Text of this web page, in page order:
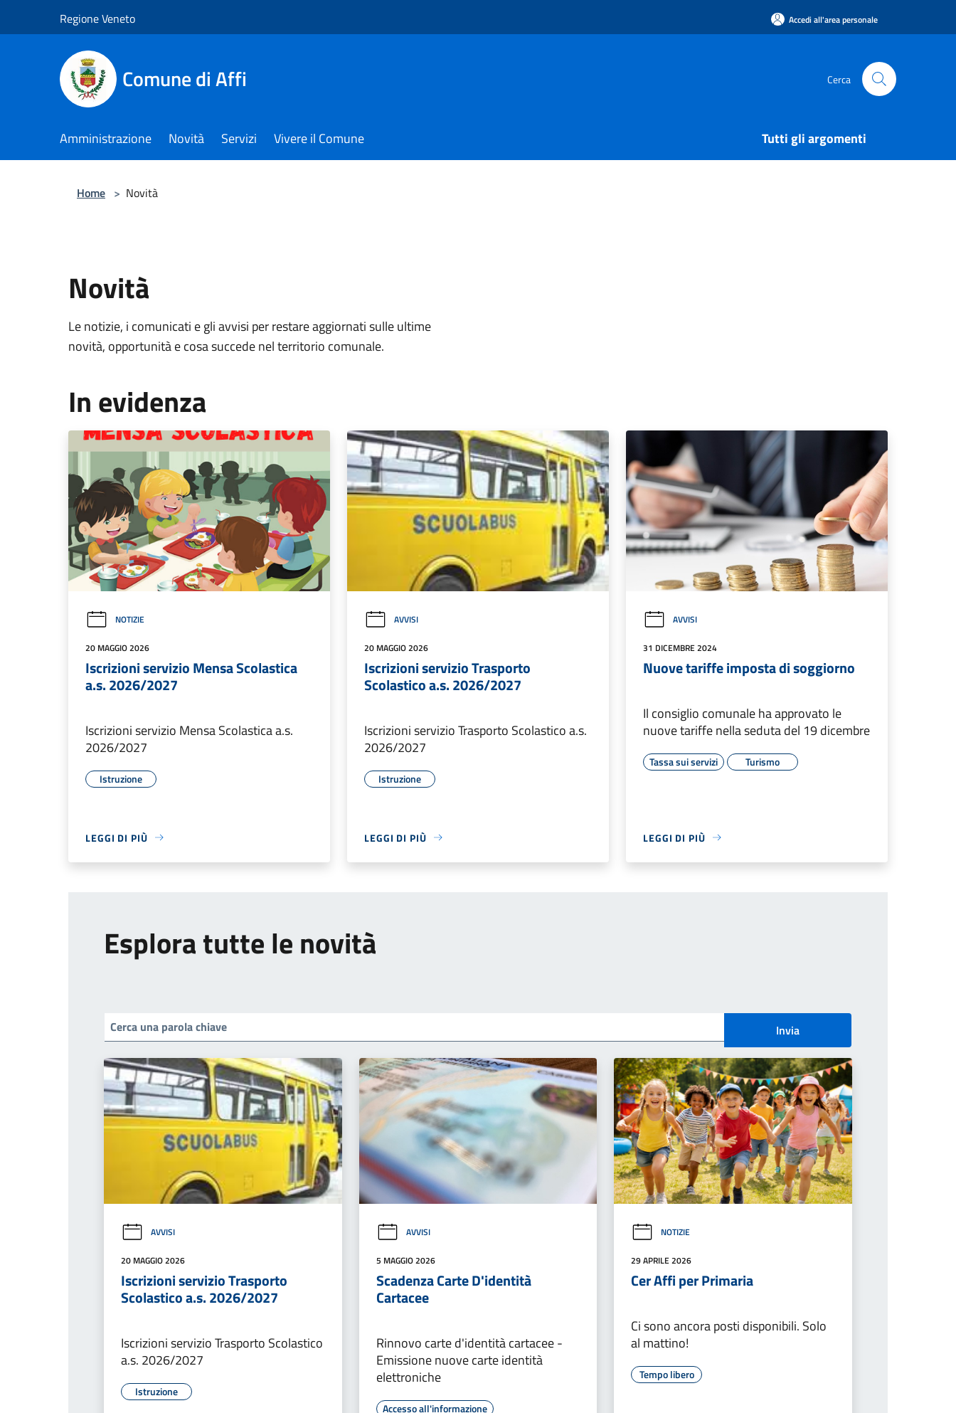
Regione Veneto Accedi all'area personale
Comune di Affi Cerca
Amministrazione Novità Servizi Vivere il Comune Tutti gli argomenti
Home > Novità
Novità
Le notizie, i comunicati e gli avvisi per restare aggiornati sulle ultime
novità, opportunità e cosa succede nel territorio comunale.
In evidenza
NOTIZIE
20 MAGGIO 2026
Iscrizioni servizio Mensa Scolastica
a.s. 2026/2027
Iscrizioni servizio Mensa Scolastica a.s.
2026/2027
Istruzione
LEGGI DI PIÙ
AVVISI
20 MAGGIO 2026
Iscrizioni servizio Trasporto
Scolastico a.s. 2026/2027
Iscrizioni servizio Trasporto Scolastico a.s.
2026/2027
Istruzione
LEGGI DI PIÙ
AVVISI
31 DICEMBRE 2024
Nuove tariffe imposta di soggiorno
Il consiglio comunale ha approvato le
nuove tariffe nella seduta del 19 dicembre
Tassa sui servizi Turismo
LEGGI DI PIÙ
Esplora tutte le novità
Invia
AVVISI
20 MAGGIO 2026
Iscrizioni servizio Trasporto
Scolastico a.s. 2026/2027
Iscrizioni servizio Trasporto Scolastico
a.s. 2026/2027
Istruzione
AVVISI
5 MAGGIO 2026
Scadenza Carte D'identità
Cartacee
Rinnovo carte d'identità cartacee -
Emissione nuove carte identità
elettroniche
Accesso all'informazione
NOTIZIE
29 APRILE 2026
Cer Affi per Primaria
Ci sono ancora posti disponibili. Solo
al mattino!
Tempo libero